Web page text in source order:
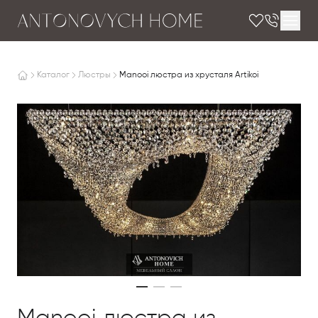
Каталог Люстры Manooi люстра из хрусталя Artikoi